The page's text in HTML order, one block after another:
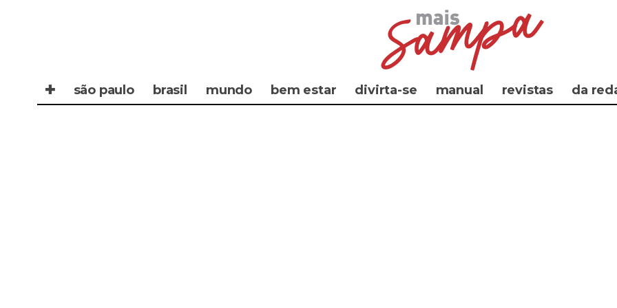
✚ são paulo brasil mundo bem estar divirta-se manual revistas da